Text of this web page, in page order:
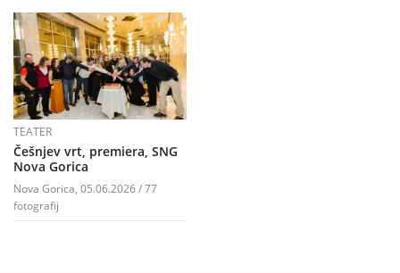
TEATER
Češnjev vrt, premiera, SNG
Nova Gorica
Nova Gorica, 05.06.2026 / 77
fotografij